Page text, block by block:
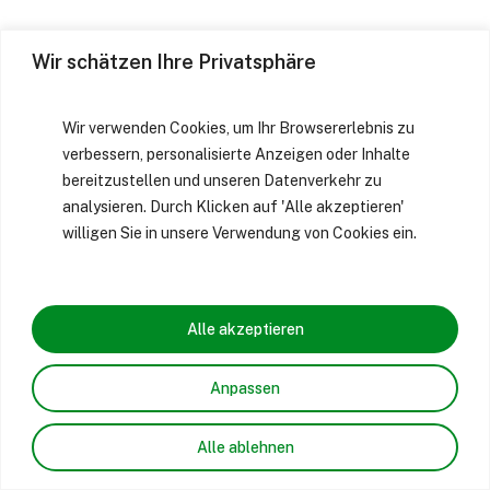
Wir schätzen Ihre Privatsphäre
Wir verwenden Cookies, um Ihr Browsererlebnis zu
verbessern, personalisierte Anzeigen oder Inhalte
bereitzustellen und unseren Datenverkehr zu
analysieren. Durch Klicken auf 'Alle akzeptieren'
willigen Sie in unsere Verwendung von Cookies ein.
Anpassen
Alle ablehnen
Alle akzeptieren